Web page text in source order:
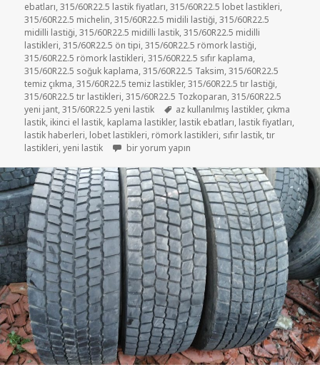
ebatları,315/60R22.5 lastik fiyatları,315/60R22.5 lobet lastikleri,
315/60R22.5 michelin,315/60R22.5 midili lastiği,315/60R22.5
midilli lastiği,315/60R22.5 midilli lastik,315/60R22.5 midilli
lastikleri,315/60R22.5 ön tipi,315/60R22.5 römork lastiği,
315/60R22.5 römork lastikleri,315/60R22.5 sıfır kaplama,
315/60R22.5 soğuk kaplama,315/60R22.5 Taksim,315/60R22.5
temiz çıkma,315/60R22.5 temiz lastikler,315/60R22.5 tır lastiği,
315/60R22.5 tır lastikleri,315/60R22.5 Tozkoparan,315/60R22.5
yeni jant,315/60R22.5 yeni lastik Etiketler
az kullanılmış lastikler, çıkma
lastik, ikinci el lastik, kaplama lastikler, lastik ebatları, lastik fiyatları,
lastik haberleri, lobet lastikleri, römork lastikleri, sıfır lastik,tır
lastikleri,yeni lastik 315-60-22.5 DİŞLİ TIR LASTİKLER için
bir yorum yapın